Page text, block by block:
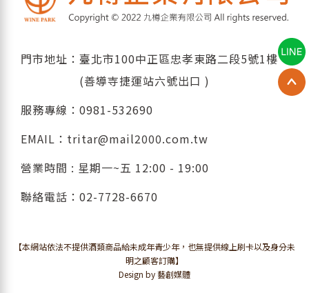
門市地址：臺北市100中正區忠孝東路二段5號1樓
(善導寺捷運站六號出口 )
服務專線： 0981-532690
EMAIL： tritar@mail2000.com.tw
營業時間 : 星期一~五 12:00 - 19:00
聯絡電話： 02-7728-6670
【本網站依法不提供酒類商品給未成年青少年，也無提供線上刷卡以及身分未
明之顧客訂購】
Design by 藝創媒體